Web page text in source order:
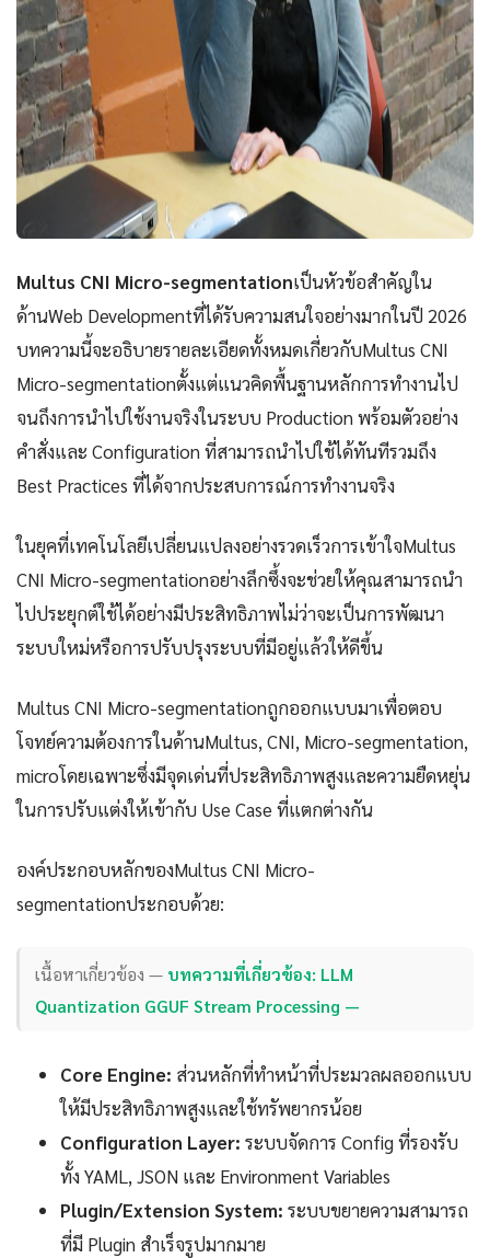
Multus CNI Micro-segmentationเป็นหัวข้อสำคัญใน
ด้านWeb Developmentที่ได้รับความสนใจอย่างมากในปี 2026
บทความนี้จะอธิบายรายละเอียดทั้งหมดเกี่ยวกับMultus CNI
Micro-segmentationตั้งแต่แนวคิดพื้นฐานหลักการทำงานไป
จนถึงการนำไปใช้งานจริงในระบบ Production พร้อมตัวอย่าง
คำสั่งและ Configuration ที่สามารถนำไปใช้ได้ทันทีรวมถึง
Best Practices ที่ได้จากประสบการณ์การทำงานจริง
ในยุคที่เทคโนโลยีเปลี่ยนแปลงอย่างรวดเร็วการเข้าใจMultus
CNI Micro-segmentationอย่างลึกซึ้งจะช่วยให้คุณสามารถนำ
ไปประยุกต์ใช้ได้อย่างมีประสิทธิภาพไม่ว่าจะเป็นการพัฒนา
ระบบใหม่หรือการปรับปรุงระบบที่มีอยู่แล้วให้ดีขึ้น
Multus CNI Micro-segmentationถูกออกแบบมาเพื่อตอบ
โจทย์ความต้องการในด้านMultus, CNI, Micro-segmentation,
microโดยเฉพาะซึ่งมีจุดเด่นที่ประสิทธิภาพสูงและความยืดหยุ่น
ในการปรับแต่งให้เข้ากับ Use Case ที่แตกต่างกัน
องค์ประกอบหลักของMultus CNI Micro-
segmentationประกอบด้วย:
เนื้อหาเกี่ยวข้อง — บทความที่เกี่ยวข้อง: LLM
Quantization GGUF Stream Processing —
Core Engine: ส่วนหลักที่ทำหน้าที่ประมวลผลออกแบบ
ให้มีประสิทธิภาพสูงและใช้ทรัพยากรน้อย
Configuration Layer: ระบบจัดการ Config ที่รองรับ
ทั้ง YAML, JSON และ Environment Variables
Plugin/Extension System: ระบบขยายความสามารถ
ที่มี Plugin สำเร็จรูปมากมาย